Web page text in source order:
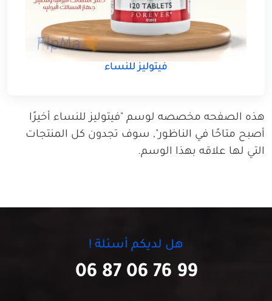
فيتوليز للنساء
هذه الصفحه مخصصه لوسم "فيتوليز للنساء أخيرًا
أصبح متاحًا في الناظور", سوف تجدون كل المنتجات
التي لها علاقه بهذا الوسم.
هل لديكم أسئلة !
06 87 06 76 99